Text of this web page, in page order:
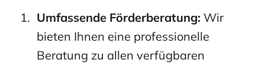
Umfassende Förderberatung: Wir
bieten Ihnen eine professionelle
Beratung zu allen verfügbaren